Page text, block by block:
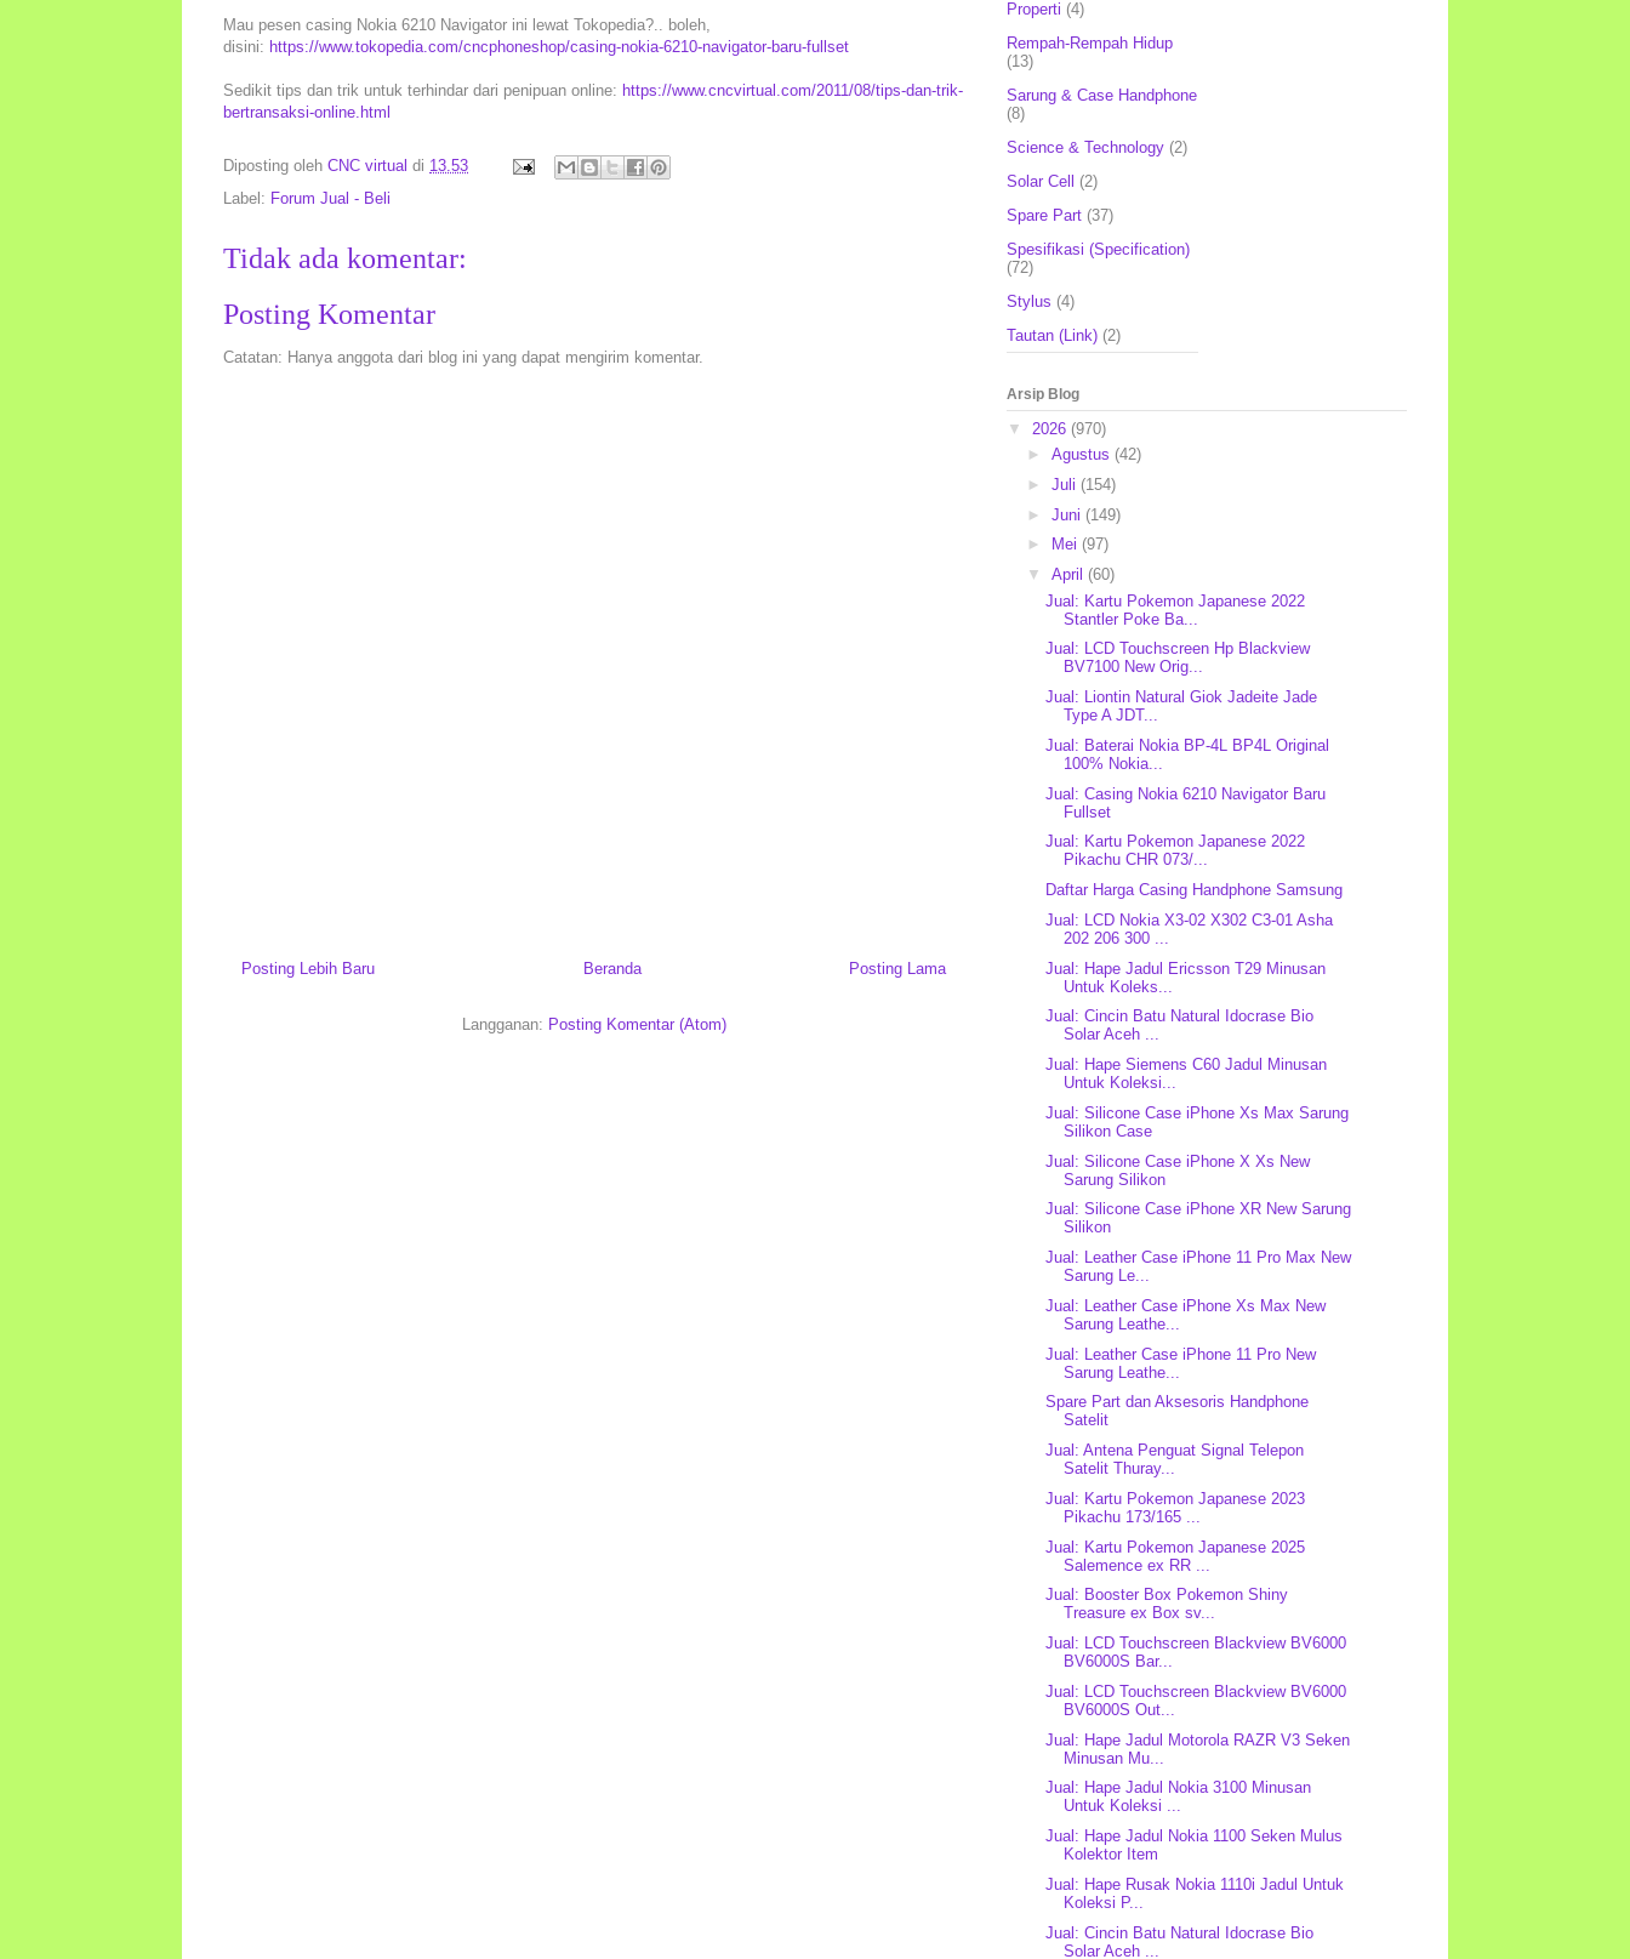
Mau pesen casing Nokia 6210 Navigator ini lewat Tokopedia?.. boleh,
disini: https://www.tokopedia.com/cncphoneshop/casing-nokia-6210-navigator-baru-fullset
Sedikit tips dan trik untuk terhindar dari penipuan online: https://www.cncvirtual.com/2011/08/tips-dan-trik-
bertransaksi-online.html
Diposting oleh CNC virtual di 13.53
Label: Forum Jual - Beli
Tidak ada komentar:
Posting Komentar
Catatan: Hanya anggota dari blog ini yang dapat mengirim komentar.
Posting Lebih Baru Posting Lama
Beranda
Langganan: Posting Komentar (Atom)
Properti (4)
Rempah-Rempah Hidup
(13)
Sarung & Case Handphone
(8)
Science & Technology (2)
Solar Cell (2)
Spare Part (37)
Spesifikasi (Specification)
(72)
Stylus (4)
Tautan (Link) (2)
Arsip Blog
▼ 2026 (970)
► Agustus (42)
► Juli (154)
► Juni (149)
►
Mei (97)
▼ April (60)
Jual: Kartu Pokemon Japanese 2022
Stantler Poke Ba...
Jual: LCD Touchscreen Hp Blackview
BV7100 New Orig...
Jual: Liontin Natural Giok Jadeite Jade
Type A JDT...
Jual: Baterai Nokia BP-4L BP4L Original
100% Nokia...
Jual: Casing Nokia 6210 Navigator Baru
Fullset
Jual: Kartu Pokemon Japanese 2022
Pikachu CHR 073/...
Daftar Harga Casing Handphone Samsung
Jual: LCD Nokia X3-02 X302 C3-01 Asha
202 206 300 ...
Jual: Hape Jadul Ericsson T29 Minusan
Untuk Koleks...
Jual: Cincin Batu Natural Idocrase Bio
Solar Aceh ...
Jual: Hape Siemens C60 Jadul Minusan
Untuk Koleksi...
Jual: Silicone Case iPhone Xs Max Sarung
Silikon Case
Jual: Silicone Case iPhone X Xs New
Sarung Silikon
Jual: Silicone Case iPhone XR New Sarung
Silikon
Jual: Leather Case iPhone 11 Pro Max New
Sarung Le...
Jual: Leather Case iPhone Xs Max New
Sarung Leathe...
Jual: Leather Case iPhone 11 Pro New
Sarung Leathe...
Spare Part dan Aksesoris Handphone
Satelit
Jual: Antena Penguat Signal Telepon
Satelit Thuray...
Jual: Kartu Pokemon Japanese 2023
Pikachu 173/165 ...
Jual: Kartu Pokemon Japanese 2025
Salemence ex RR ...
Jual: Booster Box Pokemon Shiny
Treasure ex Box sv...
Jual: LCD Touchscreen Blackview BV6000
BV6000S Bar...
Jual: LCD Touchscreen Blackview BV6000
BV6000S Out...
Jual: Hape Jadul Motorola RAZR V3 Seken
Minusan Mu...
Jual: Hape Jadul Nokia 3100 Minusan
Untuk Koleksi ...
Jual: Hape Jadul Nokia 1100 Seken Mulus
Kolektor Item
Jual: Hape Rusak Nokia 1110i Jadul Untuk
Koleksi P...
Jual: Cincin Batu Natural Idocrase Bio
Solar Aceh ...